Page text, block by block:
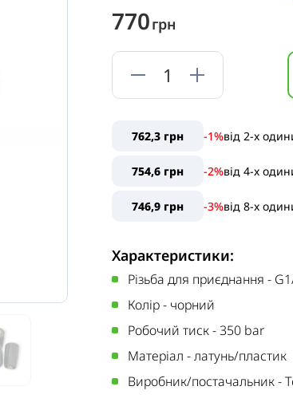
770грн
762,3 грн -1%від 2-x
754,6 грн -2%від 4-x
746,9 грн -3%від 8-x
Характеристики:
Різьба для приєднання -
Колір- чорний
Робочий тиск-350 bar
Матеріал -латунь/пластик
Виробник/постачальник-